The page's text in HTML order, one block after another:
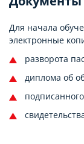
Для начала
электронные
разворота
диплома об